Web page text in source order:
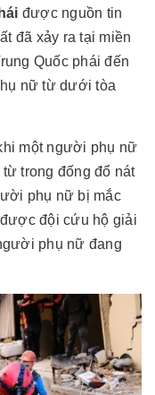
được nguồn tin
đã xảy ra tại miền
Quốc phái đến
nữ từ dưới tòa
một người phụ nữ
trong đống đổ nát
phụ nữ bị mắc
đội cứu hộ giải
phụ nữ đang